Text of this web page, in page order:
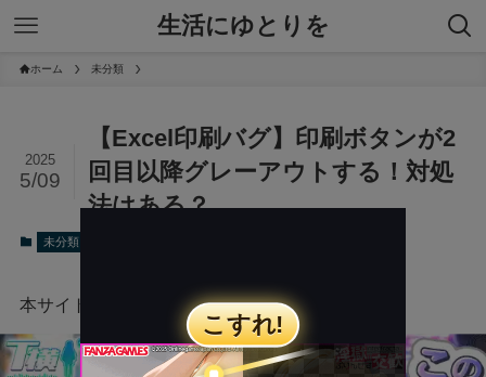
生活にゆとりを
ホーム 未分類
【Excel印刷バグ】印刷ボタンが2
回目以降グレーアウトする！対処
法はある？
2025
5/09
未分類
本サイトにはプロモーションが含まれています。